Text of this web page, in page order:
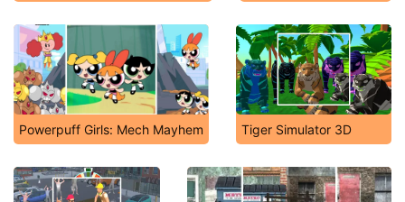
Powerpuff Girls: Mech Mayhem Tiger Simulator 3D